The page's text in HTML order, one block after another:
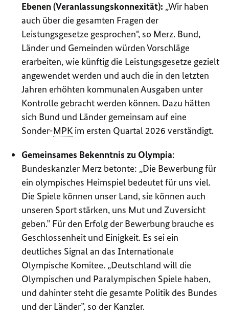
Ebenen (Veranlassungskonnexität): „Wir haben
auch über die gesamten Fragen der
Leistungsgesetze gesprochen", so Merz. Bund,
Länder und Gemeinden würden Vorschläge
erarbeiten, wie künftig die Leistungsgesetze gezielt
angewendet werden und auch die in den letzten
Jahren erhöhten kommunalen Ausgaben unter
Kontrolle gebracht werden können. Dazu hätten
sich Bund und Länder gemeinsam auf eine
Sonder-MPK im ersten Quartal 2026 verständigt.
Gemeinsames Bekenntnis zu Olympia:
Bundeskanzler Merz betonte: „Die Bewerbung für
ein olympisches Heimspiel bedeutet für uns viel.
Die Spiele können unser Land, sie können auch
unseren Sport stärken, uns Mut und Zuversicht
geben.” Für den Erfolg der Bewerbung brauche es
Geschlossenheit und Einigkeit. Es sei ein
deutliches Signal an das Internationale
Olympische Komitee. „Deutschland will die
Olympischen und Paralympischen Spiele haben,
und dahinter steht die gesamte Politik des Bundes
und der Länder”, so der Kanzler.